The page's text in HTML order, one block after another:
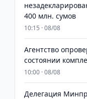
400 млн. сумов
10:15 · 08/08
Агентство
состоянии
10:00 · 08/08
Делегация